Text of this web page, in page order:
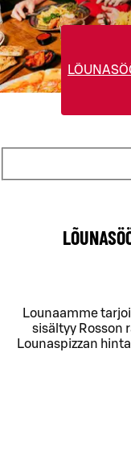
Lounaamme
sisältyy Rosson
Lounaspizzan